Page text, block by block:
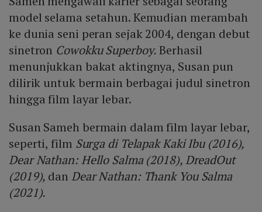
model selama setahun. Kemudian merambah
ke dunia seni peran sejak 2004, dengan debut
sinetron Cowokku Superboy.Berhasil
menunjukkan bakat aktingnya, Susan pun
dilirik untuk bermain berbagai judul sinetron
hingga film layar lebar.
Susan Sameh bermain dalam film layar lebar,
seperti, film Surga di Telapak Kaki Ibu (2016),
Dear Nathan: Hello Salma (2018), DreadOut
(2019), dan Dear Nathan: Thank You Salma
(2021).